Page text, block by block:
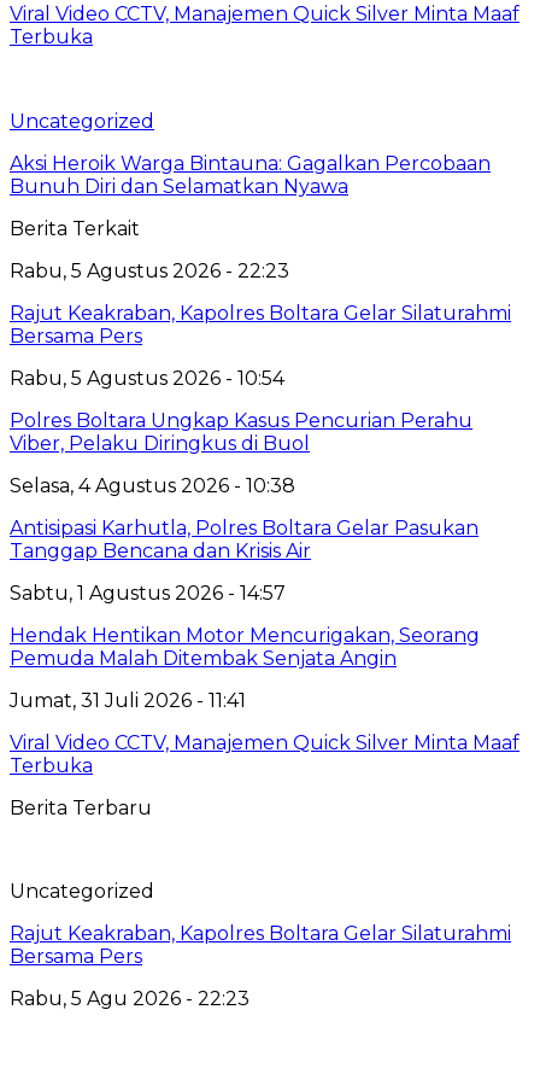
Viral Video CCTV, Manajemen Quick Silver Minta Maaf
Terbuka
Uncategorized
Aksi Heroik Warga Bintauna: Gagalkan Percobaan
Bunuh Diri dan Selamatkan Nyawa
Berita Terkait
Rabu, 5 Agustus 2026 - 22:23
Rajut Keakraban, Kapolres Boltara Gelar Silaturahmi
Bersama Pers
Rabu, 5 Agustus 2026 - 10:54
Polres Boltara Ungkap Kasus Pencurian Perahu
Viber, Pelaku Diringkus di Buol
Selasa, 4 Agustus 2026 - 10:38
Antisipasi Karhutla, Polres Boltara Gelar Pasukan
Tanggap Bencana dan Krisis Air
Sabtu, 1 Agustus 2026 - 14:57
Hendak Hentikan Motor Mencurigakan, Seorang
Pemuda Malah Ditembak Senjata Angin
Jumat, 31 Juli 2026 - 11:41
Viral Video CCTV, Manajemen Quick Silver Minta Maaf
Terbuka
Berita Terbaru
Uncategorized
Rajut Keakraban, Kapolres Boltara Gelar Silaturahmi
Bersama Pers
Rabu, 5 Agu 2026 - 22:23